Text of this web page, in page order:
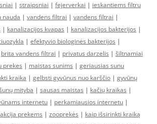
| straipsniai | fejerverkai | ieskantiems filtru
nauda | vandens filtrai | vandens filtrai |
| kanalizacijos kvapas | kanalizacijos bakterijos |
| efektyvio biologinės bakterijos |
brita vandens filtrai | privatus darzelis | šiltnamiai
prekes | maistas sunims | geriausias sunu
kraika | gelbsti gyvūnus nuo karščio | gyvūnų
mityba | sausas maistas | kačių kraikas |
internetu | perkamiausios internetu |
akcija prekems | zooprekės | kaip išsirinkti kraiką